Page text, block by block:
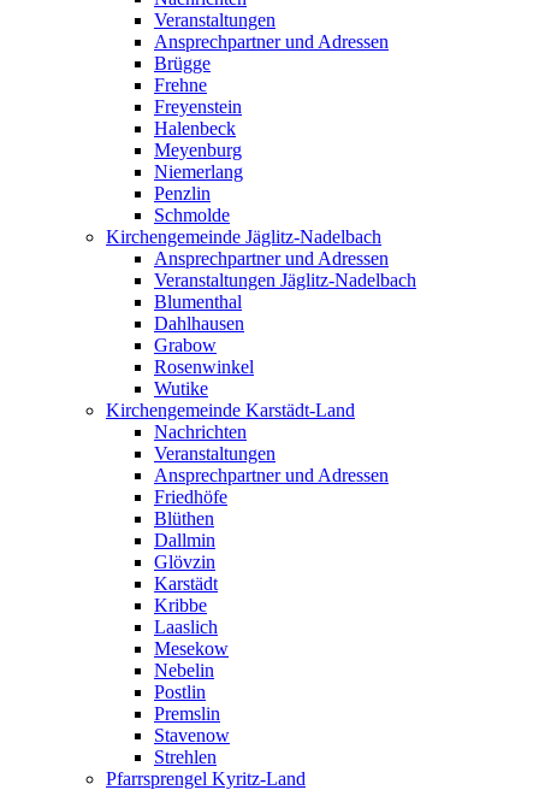
Veranstaltungen
Ansprechpartner und Adressen
Brügge
Frehne
Freyenstein
Halenbeck
Meyenburg
Niemerlang
Penzlin
Schmolde
Kirchengemeinde Jäglitz-Nadelbach
Ansprechpartner und Adressen
Veranstaltungen Jäglitz-Nadelbach
Blumenthal
Dahlhausen
Grabow
Rosenwinkel
Wutike
Kirchengemeinde Karstädt-Land
Nachrichten
Veranstaltungen
Ansprechpartner und Adressen
Friedhöfe
Blüthen
Dallmin
Glövzin
Karstädt
Kribbe
Laaslich
Mesekow
Nebelin
Postlin
Premslin
Stavenow
Strehlen
Pfarrsprengel Kyritz-Land